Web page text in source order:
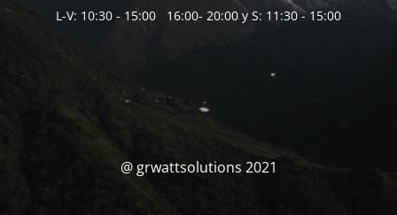
L-V: 10:30 - 15:00 16:00- 20:00 y S: 11:30 - 15:00
@ grwattsolutions 2021